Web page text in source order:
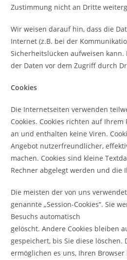
Zustimmung nicht an Dritte
Wir weisen darauf hin, dass die
Internet (z.B. bei der
Sicherheitslücken aufweisen kann.
der Daten vor dem Zugriff durch
Cookies
Die Internetseiten verwenden
Cookies. Cookies richten auf Ihrem
an und enthalten keine Viren.
Angebot nutzerfreundlicher,
machen. Cookies sind kleine
Rechner abgelegt werden und die
Die meisten der von uns
genannte „Session-Cookies“. Sie
Besuchs automatisch
gelöscht. Andere Cookies bleiben
gespeichert, bis Sie diese löschen.
ermöglichen es uns, Ihren